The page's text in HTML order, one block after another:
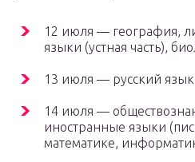
12 июля — география,
языки (устная часть),
13 июля — русский язык
14 июля —
иностранные языки
математике,